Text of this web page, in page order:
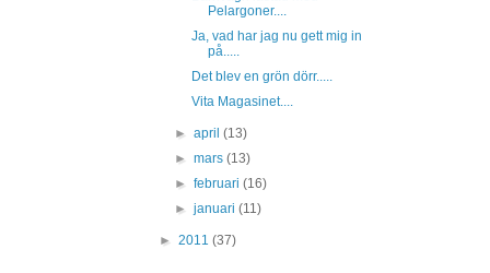
Pelargoner....
Ja, vad har jag nu gett mig in
på.....
Det blev en grön dörr.....
Vita Magasinet....
►april(13)
►mars(13)
►februari(16)
►januari(11)
► 2011 (37)